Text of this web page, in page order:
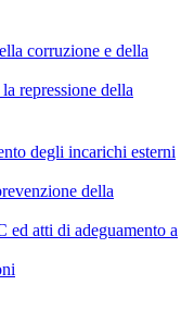
corruzione e della
repressione della
degli incarichi esterni
della
atti di adeguamento a